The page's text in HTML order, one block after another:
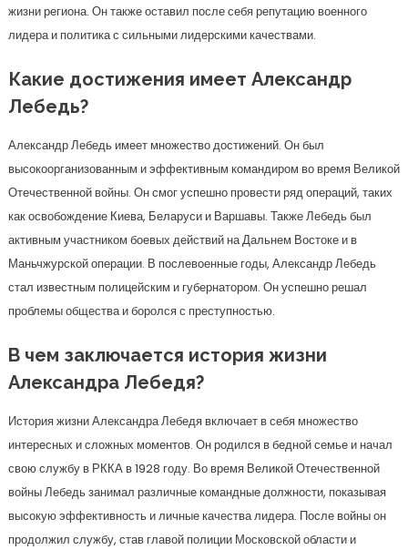
жизни региона. Он также оставил после себя репутацию военного
лидера и политика с сильными лидерскими качествами.
Какие достижения имеет Александр
Лебедь?
Александр Лебедь имеет множество достижений. Он был
высокоорганизованным и эффективным командиром во время Великой
Отечественной войны. Он смог успешно провести ряд операций, таких
как освобождение Киева, Беларуси и Варшавы. Также Лебедь был
активным участником боевых действий на Дальнем Востоке и в
Маньчжурской операции. В послевоенные годы, Александр Лебедь
стал известным полицейским и губернатором. Он успешно решал
проблемы общества и боролся с преступностью.
В чем заключается история жизни
Александра Лебедя?
История жизни Александра Лебедя включает в себя множество
интересных и сложных моментов. Он родился в бедной семье и начал
свою службу в РККА в 1928 году. Во время Великой Отечественной
войны Лебедь занимал различные командные должности, показывая
высокую эффективность и личные качества лидера. После войны он
продолжил службу, став главой полиции Московской области и